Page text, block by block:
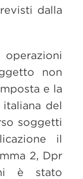
dalla
non
e la
del
soggetti
il
2, Dpr
è stato